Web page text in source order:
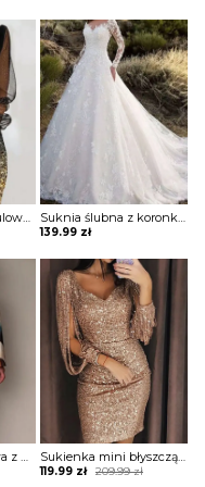
Sukienka mini z tiulowymi rękawami Suknia ślubna z koronkowymi rękawami
139.99 zł
Sukienka mini błyszcząca z rękawami spaghetti
209.99zł
Original
119.99 zł
Current